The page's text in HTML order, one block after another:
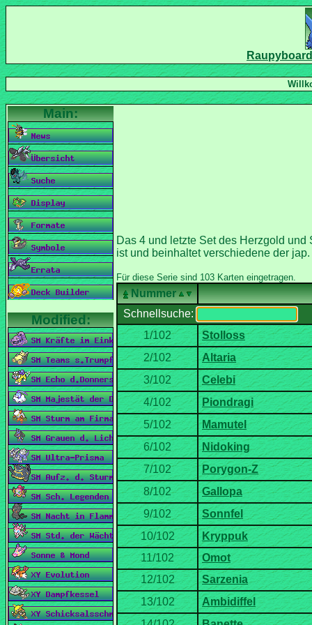
Das 4 und letzte Set des Herzgold
ist und beinhaltet verschiedene der
Nummer
Schnellsuche: